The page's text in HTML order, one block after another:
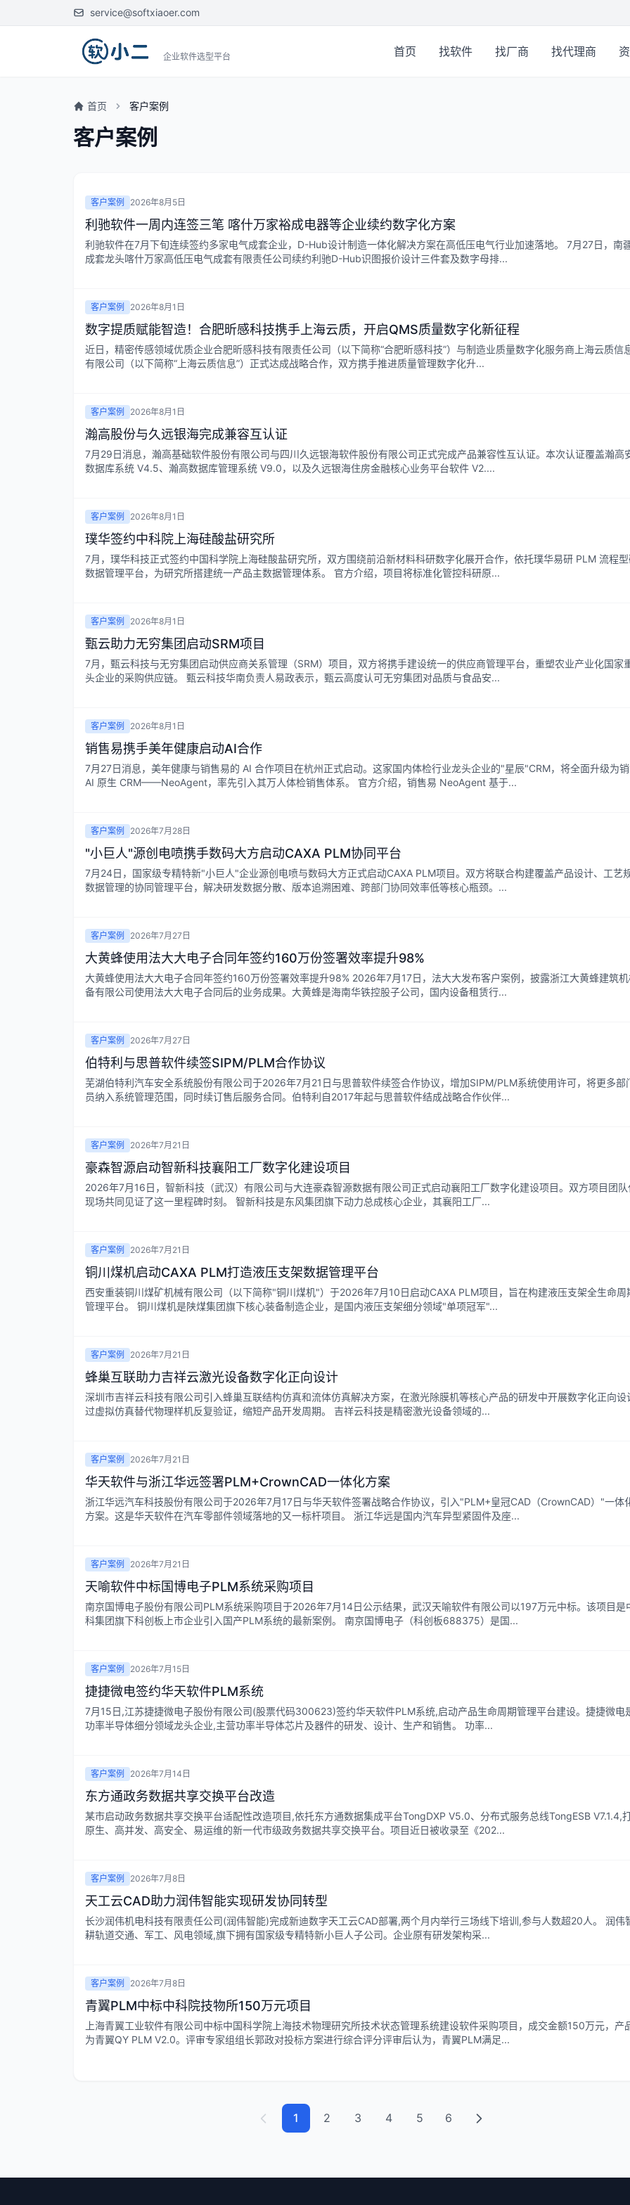
service@softxiaoer.com
企业软件选型平台 首页 找软件 找厂商 找代理商
首页 客户案例
客户案例
客户案例 2026年8月5日
利驰软件一周内连签三笔 喀什万家裕成电器等企业续约数字化方案
利驰软件在7月下旬连续签约多家电气成套企业，D-Hub设计制造一体化解决方案在高低压电气行业加速落地。 7月27日，南
成套龙头喀什万家高低压电气成套有限责任公司续约利驰D-Hub识图报价设计三件套及数字母排...
客户案例 2026年8月1日
数字提质赋能智造！合肥昕感科技携手上海云质，开启QMS质量数字化新征程
近日，精密传感领域优质企业合肥昕感科技有限责任公司（以下简称“合肥昕感科技”）与制造业质量数字化服务商上海云质信
有限公司（以下简称“上海云质信息”）正式达成战略合作，双方携手推进质量管理数字化升...
客户案例 2026年8月1日
瀚高股份与久远银海完成兼容互认证
7月29日消息，瀚高基础软件股份有限公司与四川久远银海软件股份有限公司正式完成产品兼容性互认证。本次认证覆盖瀚高
数据库系统 V4.5、瀚高数据库管理系统 V9.0，以及久远银海住房金融核心业务平台软件 V2....
客户案例 2026年8月1日
璞华签约中科院上海硅酸盐研究所
7月，璞华科技正式签约中国科学院上海硅酸盐研究所，双方围绕前沿新材料科研数字化展开合作，依托璞华易研 PLM 流程
数据管理平台，为研究所搭建统一产品主数据管理体系。 官方介绍，项目将标准化管控科研原...
客户案例 2026年8月1日
甄云助力无穷集团启动SRM项目
7月，甄云科技与无穷集团启动供应商关系管理（SRM）项目，双方将携手建设统一的供应商管理平台，重塑农业产业化国家
头企业的采购供应链。 甄云科技华南负责人易政表示，甄云高度认可无穷集团对品质与食品安...
客户案例 2026年8月1日
销售易携手美年健康启动AI合作
7月27日消息，美年健康与销售易的 AI 合作项目在杭州正式启动。这家国内体检行业龙头企业的"星辰"CRM，将全面升级为
AI 原生 CRM——NeoAgent，率先引入其万人体检销售体系。 官方介绍，销售易 NeoAgent 基于...
客户案例 2026年7月28日
"小巨人"源创电喷携手数码大方启动CAXA PLM协同平台
7月24日，国家级专精特新"小巨人"企业源创电喷与数码大方正式启动CAXA PLM项目。双方将联合构建覆盖产品设计、工艺
数据管理的协同管理平台，解决研发数据分散、版本追溯困难、跨部门协同效率低等核心瓶颈。...
客户案例 2026年7月27日
大黄蜂使用法大大电子合同年签约160万份签署效率提升98%
大黄蜂使用法大大电子合同年签约160万份签署效率提升98% 2026年7月17日，法大大发布客户案例，披露浙江大黄蜂建筑
备有限公司使用法大大电子合同后的业务成果。大黄蜂是海南华铁控股子公司，国内设备租赁行...
客户案例 2026年7月27日
伯特利与思普软件续签SIPM/PLM合作协议
芜湖伯特利汽车安全系统股份有限公司于2026年7月21日与思普软件续签合作协议，增加SIPM/PLM系统使用许可，将更多部
员纳入系统管理范围，同时续订售后服务合同。伯特利自2017年起与思普软件结成战略合作伙伴...
客户案例 2026年7月21日
豪森智源启动智新科技襄阳工厂数字化建设项目
2026年7月16日，智新科技（武汉）有限公司与大连豪森智源数据有限公司正式启动襄阳工厂数字化建设项目。双方项目团
现场共同见证了这一里程碑时刻。 智新科技是东风集团旗下动力总成核心企业，其襄阳工厂...
客户案例 2026年7月21日
铜川煤机启动CAXA PLM打造液压支架数据管理平台
西安重装铜川煤矿机械有限公司（以下简称"铜川煤机"）于2026年7月10日启动CAXA PLM项目，旨在构建液压支架全生命周
管理平台。 铜川煤机是陕煤集团旗下核心装备制造企业，是国内液压支架细分领域"单项冠军"...
客户案例 2026年7月21日
蜂巢互联助力吉祥云激光设备数字化正向设计
深圳市吉祥云科技有限公司引入蜂巢互联结构仿真和流体仿真解决方案，在激光除膜机等核心产品的研发中开展数字化正向设
过虚拟仿真替代物理样机反复验证，缩短产品开发周期。 吉祥云科技是精密激光设备领域的...
客户案例 2026年7月21日
华天软件与浙江华远签署PLM+CrownCAD一体化方案
浙江华远汽车科技股份有限公司于2026年7月17日与华天软件签署战略合作协议，引入"PLM+皇冠CAD（CrownCAD）"一体
方案。这是华天软件在汽车零部件领域落地的又一标杆项目。 浙江华远是国内汽车异型紧固件及座...
客户案例 2026年7月21日
天喻软件中标国博电子PLM系统采购项目
南京国博电子股份有限公司PLM系统采购项目于2026年7月14日公示结果，武汉天喻软件有限公司以197万元中标。该项目是
科集团旗下科创板上市企业引入国产PLM系统的最新案例。 南京国博电子（科创板688375）是国...
客户案例 2026年7月15日
捷捷微电签约华天软件PLM系统
7月15日,江苏捷捷微电子股份有限公司(股票代码300623)签约华天软件PLM系统,启动产品生命周期管理平台建设。捷捷微电
功率半导体细分领域龙头企业,主营功率半导体芯片及器件的研发、设计、生产和销售。 功率...
客户案例 2026年7月14日
东方通政务数据共享交换平台改造
某市启动政务数据共享交换平台适配性改造项目,依托东方通数据集成平台TongDXP V5.0、分布式服务总线TongESB V7.1.4,
原生、高并发、高安全、易运维的新一代市级政务数据共享交换平台。项目近日被收录至《202...
客户案例 2026年7月8日
天工云CAD助力润伟智能实现研发协同转型
长沙润伟机电科技有限责任公司(润伟智能)完成新迪数字天工云CAD部署,两个月内举行三场线下培训,参与人数超20人。 润伟
耕轨道交通、军工、风电领域,旗下拥有国家级专精特新小巨人子公司。企业原有研发架构采...
客户案例 2026年7月8日
青翼PLM中标中科院技物所150万元项目
上海青翼工业软件有限公司中标中国科学院上海技术物理研究所技术状态管理系统建设软件采购项目，成交金额150万元，产
为青翼QY PLM V2.0。评审专家组组长郭政对投标方案进行综合评分评审后认为，青翼PLM满足...
1 2 3 4 5 6